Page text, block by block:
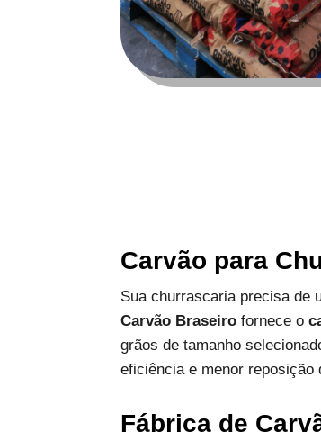
Carvão para
Sua churrascaria precisa de
Carvão Braseiro fornece o
grãos de tamanho
eficiência e menor reposição
Fábrica de